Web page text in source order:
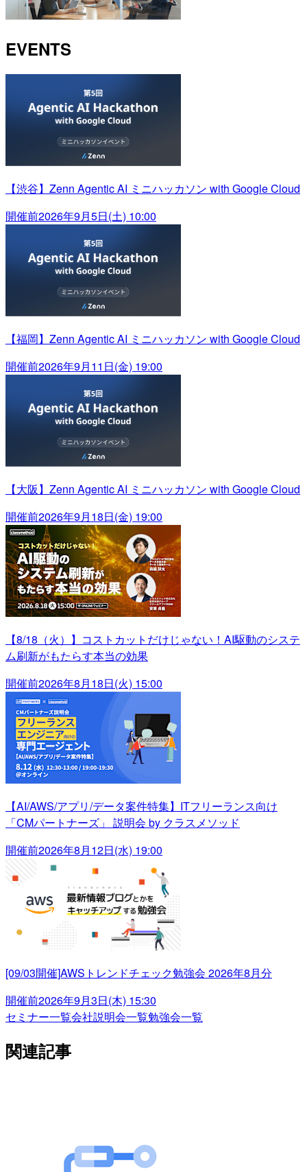
EVENTS
【渋谷】Zenn Agentic AI ミニハッカソン with Google Cloud
開催前2026年9月5日(土) 10:00
【福岡】Zenn Agentic AI ミニハッカソン with Google Cloud
開催前2026年9月11日(金) 19:00
【大阪】Zenn Agentic AI ミニハッカソン with Google Cloud
開催前2026年9月18日(金) 19:00
【8/18（火）】コストカットだけじゃない！AI駆動のシステ
ム刷新がもたらす本当の効果
開催前2026年8月18日(火) 15:00
【AI/AWS/アプリ/データ案件特集】ITフリーランス向け
「CMパートナーズ」 説明会 by クラスメソッド
開催前2026年8月12日(水) 19:00
[09/03開催]AWSトレンドチェック勉強会 2026年8月分
開催前2026年9月3日(木) 15:30
セミナー一覧会社説明会一覧勉強会一覧
関連記事